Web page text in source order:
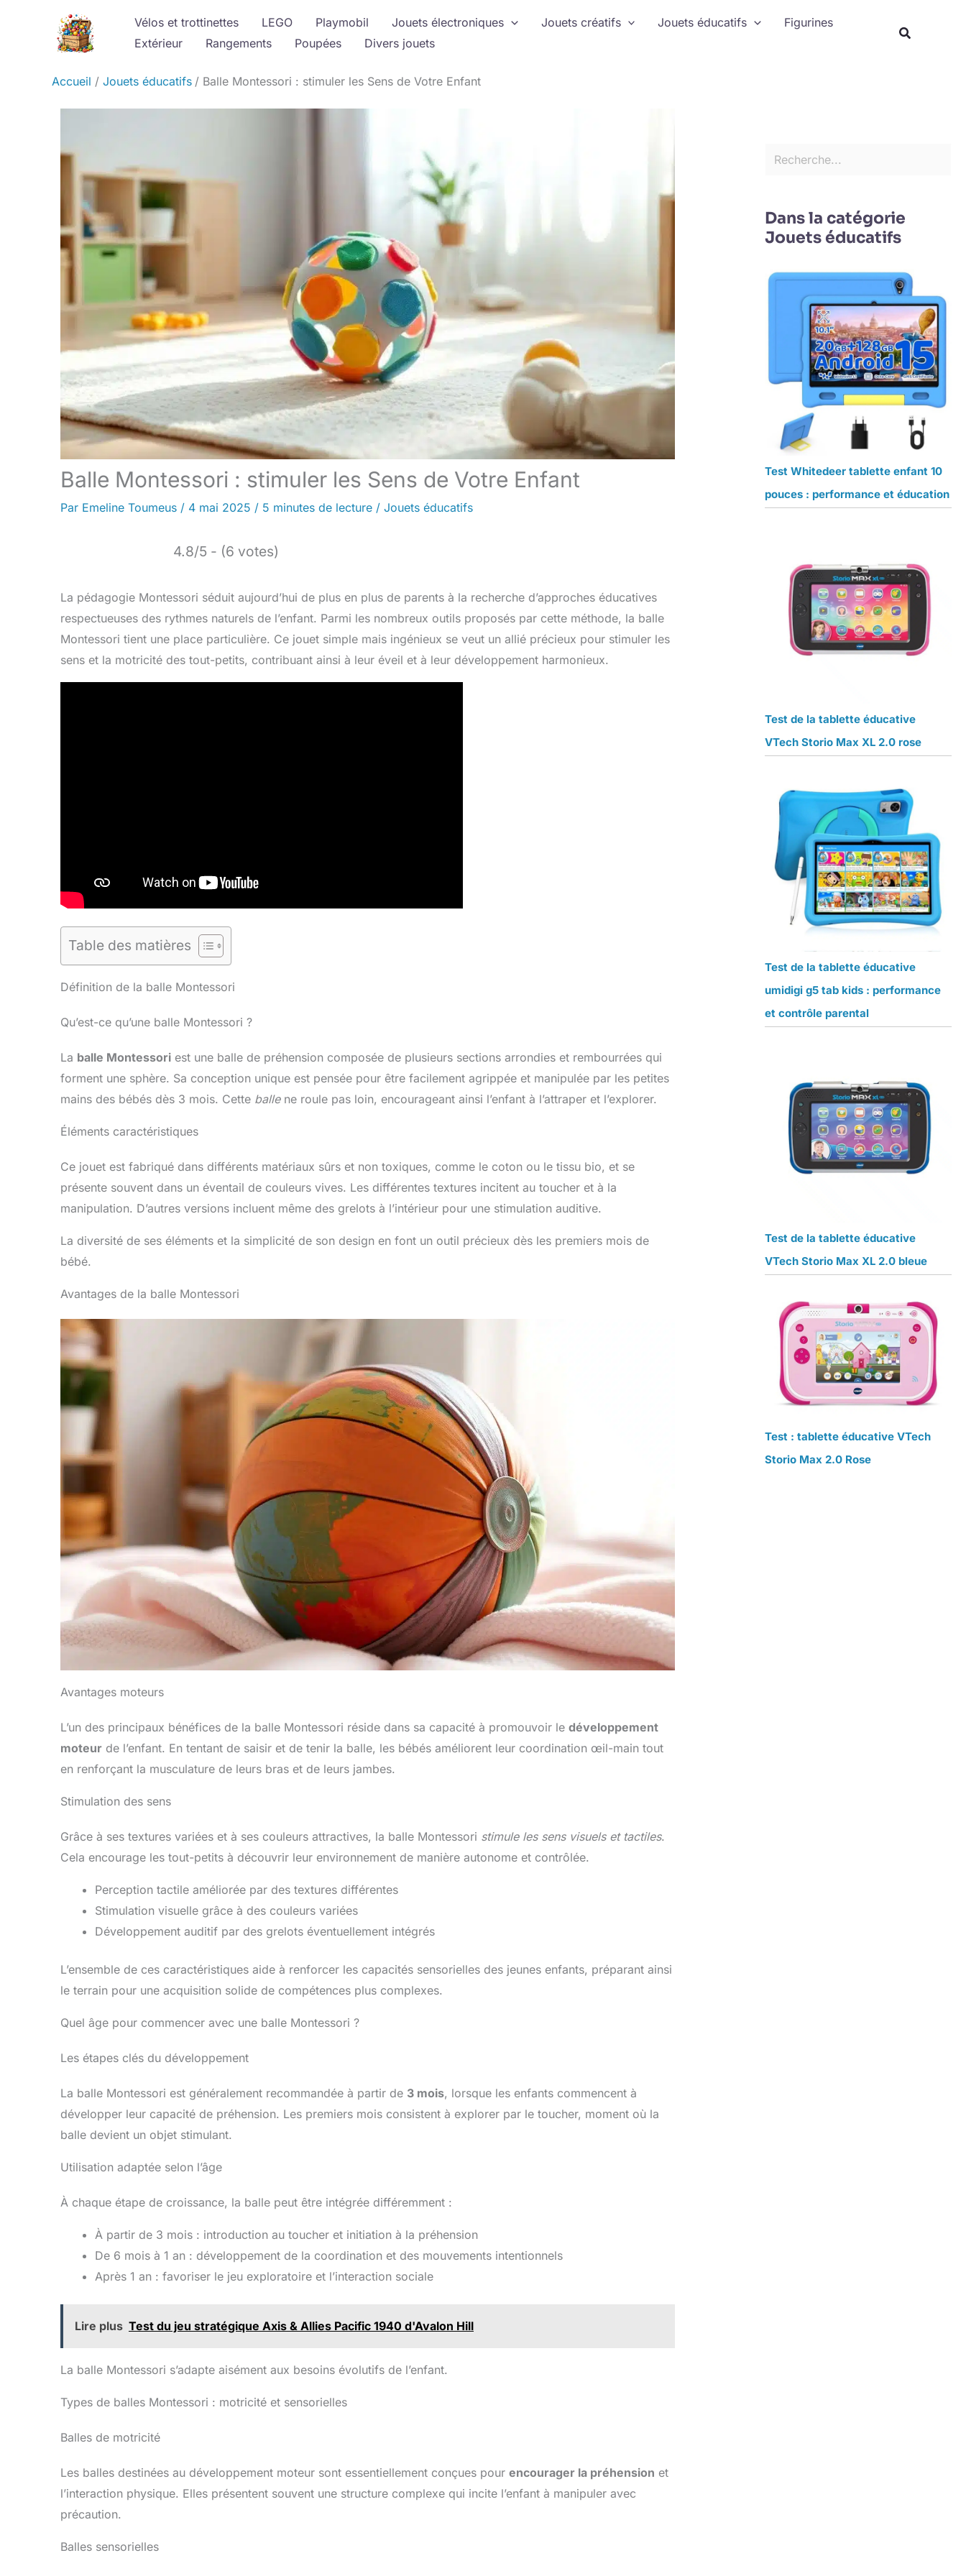
Vélos et trottinettes LEGO Playmobil Jouets électroniques Jouets créatifs Jouets éducatifs
Figurines
Extérieur
Rangements Poupées Divers jouets
Accueil Jouets éducatifs Balle Montessori : stimuler les Sens de Votre Enfant
Balle Montessori : stimuler les Sens de Votre Enfant
Par Emeline Toumeus / 4 mai 2025 / 5 minutes de lecture / Jouets éducatifs
4.8/5 - (6 votes)
La pédagogie Montessori séduit aujourd’hui de plus en plus de parents à la recherche d’approches éducatives
respectueuses des rythmes naturels de l’enfant. Parmi les nombreux outils proposés par cette méthode, la balle
Montessori tient une place particulière. Ce jouet simple mais ingénieux se veut un allié précieux pour stimuler les
sens et la motricité des tout-petits, contribuant ainsi à leur éveil et à leur développement harmonieux.
Table des matières
Définition de la balle Montessori
Qu’est-ce qu’une balle Montessori ?
La balle Montessori est une balle de préhension composée de plusieurs sections arrondies et rembourrées qui
forment une sphère. Sa conception unique est pensée pour être facilement agrippée et manipulée par les petites
mains des bébés dès 3 mois. Cette ballene roule pas loin, encourageant ainsi l’enfant à l’attraper et l’explorer.
Éléments caractéristiques
Ce jouet est fabriqué dans différents matériaux sûrs et non toxiques, comme le coton ou le tissu bio, et se
présente souvent dans un éventail de couleurs vives. Les différentes textures incitent au toucher et à la
manipulation. D’autres versions incluent même des grelots à l’intérieur pour une stimulation auditive.
La diversité de ses éléments et la simplicité de son design en font un outil précieux dès les premiers mois de
bébé.
Avantages de la balle Montessori
Avantages moteurs
L’un des principaux bénéfices de la balle Montessori réside dans sa capacité à promouvoir le développement
moteur de l’enfant. En tentant de saisir et de tenir la balle, les bébés améliorent leur coordination œil-main tout
en renforçant la musculature de leurs bras et de leurs jambes.
Stimulation des sens
Grâce à ses textures variées et à ses couleurs attractives, la balle Montessori stimule les sens visuels et tactiles.
Cela encourage les tout-petits à découvrir leur environnement de manière autonome et contrôlée.
Perception tactile améliorée par des textures différentes
Stimulation visuelle grâce à des couleurs variées
Développement auditif par des grelots éventuellement intégrés
L’ensemble de ces caractéristiques aide à renforcer les capacités sensorielles des jeunes enfants, préparant ainsi
le terrain pour une acquisition solide de compétences plus complexes.
Quel âge pour commencer avec une balle Montessori ?
Les étapes clés du développement
La balle Montessori est généralement recommandée à partir de 3 mois, lorsque les enfants commencent à
développer leur capacité de préhension. Les premiers mois consistent à explorer par le toucher, moment où la
balle devient un objet stimulant.
Utilisation adaptée selon l’âge
À chaque étape de croissance, la balle peut être intégrée différemment :
À partir de 3 mois : introduction au toucher et initiation à la préhension
De 6 mois à 1 an : développement de la coordination et des mouvements intentionnels
Après 1 an : favoriser le jeu exploratoire et l’interaction sociale
Lire plus Test du jeu stratégique Axis & Allies Pacific 1940 d'Avalon Hill
La balle Montessori s’adapte aisément aux besoins évolutifs de l’enfant.
Types de balles Montessori : motricité et sensorielles
Balles de motricité
Les balles destinées au développement moteur sont essentiellement conçues pour encourager la préhension et
l’interaction physique. Elles présentent souvent une structure complexe qui incite l’enfant à manipuler avec
précaution.
Balles sensorielles
Dans la catégorie
Jouets éducatifs
Test Whitedeer tablette enfant 10
pouces : performance et éducation
Test de la tablette éducative
VTech Storio Max XL 2.0 rose
Test de la tablette éducative
umidigi g5 tab kids : performance
et contrôle parental
Test de la tablette éducative
VTech Storio Max XL 2.0 bleue
Test : tablette éducative VTech
Storio Max 2.0 Rose